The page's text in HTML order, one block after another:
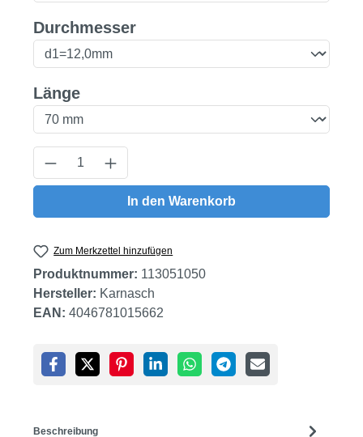
Durchmesserauswählen
Längeauswählen
Produkt Anzahl: Gib den gewünschten
In den Warenkorb
Zum Merkzettel hinzufügen
Produktnummer: 113051050
Hersteller: Karnasch
EAN: 4046781015662
Beschreibung